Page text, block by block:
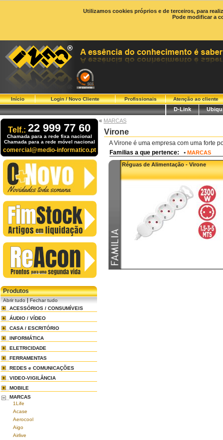
Utilizamos cookies próprios e de terceiros, para
Pode modificar a
Início Login / Novo Cliente Profissionais Atenção ao cliente
D-Link
Telf.: 22 999 77 60
Chamada para a rede fixa nacional
Chamada para a rede móvel nacional
comercial@medio-informatico.pt
Produtos
Abrir tudo|Fechar tudo
ACESSÓRIOS / CONSUMÍVEIS
ÁUDIO / VÍDEO
CASA / ESCRITÓRIO
INFORMÁTICA
ELETRICIDADE
FERRAMENTAS
REDES e COMUNICAÇÕES
VIDEO-VIGILÂNCIA
MOBILE
MARCAS
1Life
Acase
Aerocool
Aigo
Airlive
« MARCAS
Virone
A Virone é uma empresa com uma forte
Familias a que pertence: • MARCAS
Réguas de Alimentação - Virone